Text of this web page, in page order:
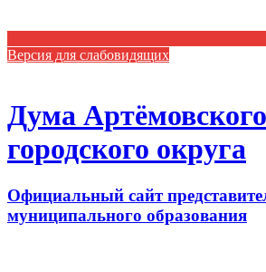
Версия для слабовидящих
Дума Артёмовского
городского округа
Официальный сайт
муниципального образования